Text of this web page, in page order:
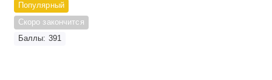
Популярный
Скоро закончится
Баллы: 391